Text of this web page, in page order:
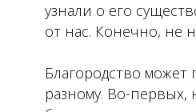
узнали о его
от нас. Конечно, не
Благородство может
разному. Во-первых,